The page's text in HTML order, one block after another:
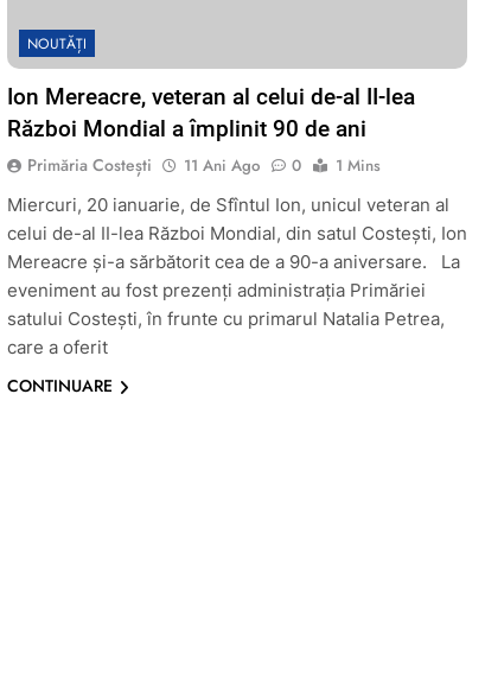
NOUTĂȚI
Ion Mereacre, veteran al celui de-al II-lea
Război Mondial a împlinit 90 de ani
Primăria Costești 11 Ani Ago 0
1 Mins
Miercuri, 20 ianuarie, de Sfîntul Ion, unicul veteran al
celui de-al II-lea Război Mondial, din satul Costești, Ion
Mereacre și-a sărbătorit cea de a 90-a aniversare. La
eveniment au fost prezenți administrația Primăriei
satului Costești, în frunte cu primarul Natalia Petrea,
care a oferit
CONTINUARE